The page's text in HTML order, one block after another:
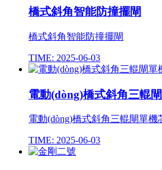
橋式斜角智能防撞擺閘
橋式斜角智能防撞擺閘
TIME: 2025-06-03
電動(dòng)橋式斜角三輥
電動(dòng)橋式斜角三輥閘單機
TIME: 2025-06-03